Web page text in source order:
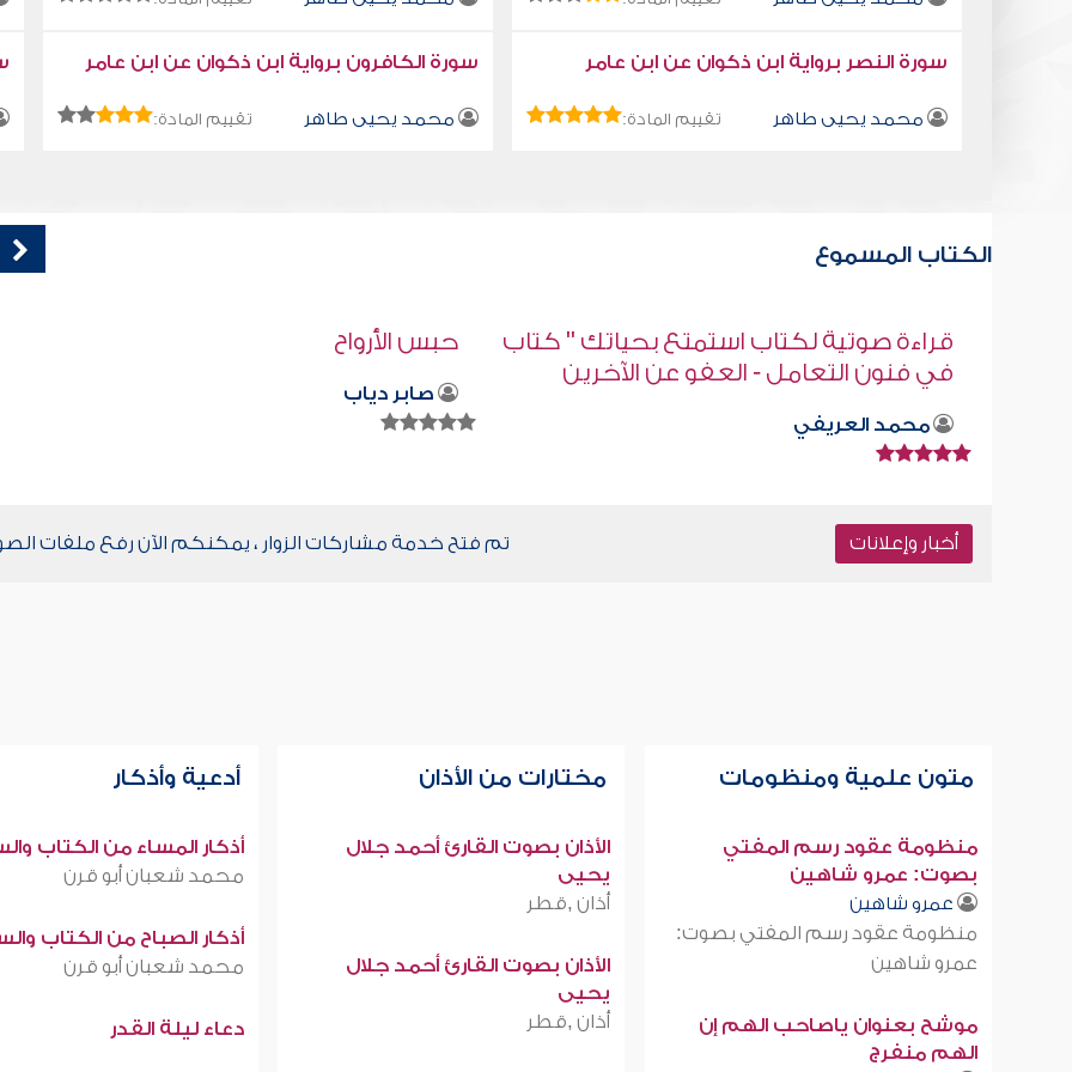
سورة النصر برواية ابن ذكوان عن ابن عامر
محمد يحيى طاهر تقييم المادة:
سورة الكافرون برواية ابن ذكوان عن ابن عامر
محمد يحيى طاهر تقييم المادة:
الكتاب المسموع
حبس الأرواح
صابر دياب
قراءة صوتية لكتاب استمتع بحياتك " كتاب
محمد العريفي
أخبار وإعلانات تم فتح خدمة مشاركات الزوار ، يمكنكم الآن رفع ملفات
متون علمية ومنظومات
منظومة عقود رسم المفتي
بصوت: عمرو شاهين
عمرو شاهين
منظومة عقود رسم المفتي بصوت:
عمرو شاهين
موشح بعنوان ياصاحب الهم إن
الهم منفرج
مختارات من الأذان
الأذان بصوت القارئ أحمد جلال
يحيى
أذان ,قطر
الأذان بصوت القارئ أحمد جلال
يحيى
أذان ,قطر
أدعية وأذكار
أذكار المساء من الكتاب
محمد شعبان أبو قرن
أذكار الصباح من الكتاب
محمد شعبان أبو قرن
دعاء ليلة القدر